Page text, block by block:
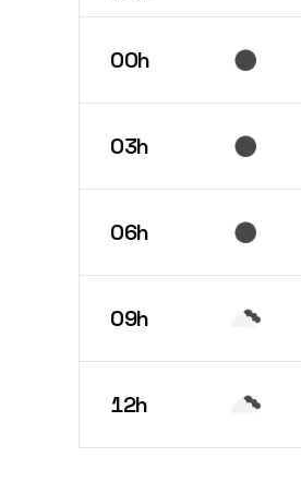
00h
03h
06h
09h
12h